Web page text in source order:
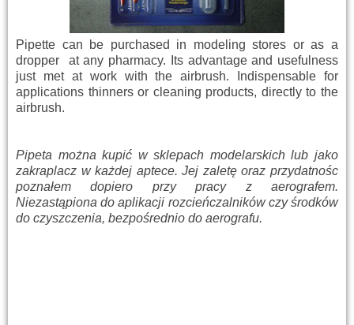
Pipette can be purchased in modelingstores or as a
dropper
at any pharmacy. Its advantage and usefulness
just
met at work with the airbrush. Indispensable for
applications thinners or cleaning products, directlyto the
airbrush.
Pipeta można kupić w sklepach modelarskich lub jako
zakraplacz w każdej aptece. Jej zaletę oraz przydatnośc
poznałem dopiero przy pracy z aerografem.
Niezastąpiona do aplikacji rozcieńczalników czy środków
do czyszczenia, bezpośrednio do aerografu.